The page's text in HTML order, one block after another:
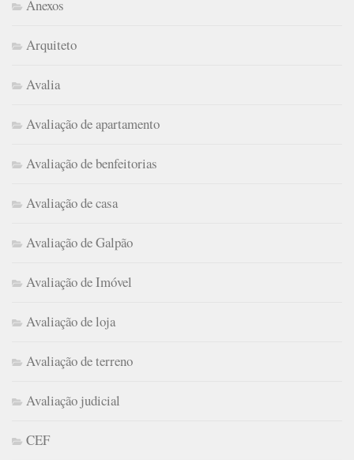
Anexos
Arquiteto
Avalia
Avaliação de apartamento
Avaliação de benfeitorias
Avaliação de casa
Avaliação de Galpão
Avaliação de Imóvel
Avaliação de loja
Avaliação de terreno
Avaliação judicial
CEF